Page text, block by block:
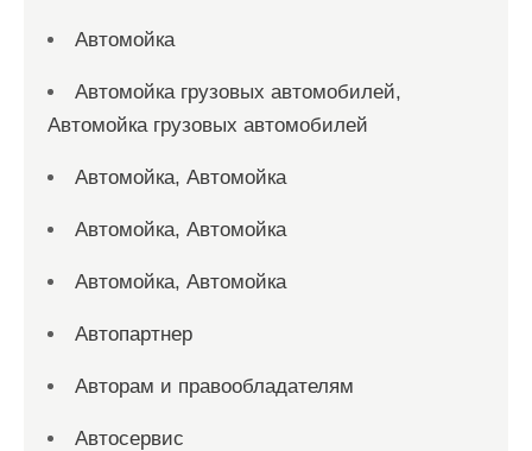
Автомойка
Автомойка грузовых автомобилей,
Автомойка грузовых автомобилей
Автомойка, Автомойка
Автомойка, Автомойка
Автомойка, Автомойка
Автопартнер
Авторам и правообладателям
Автосервис